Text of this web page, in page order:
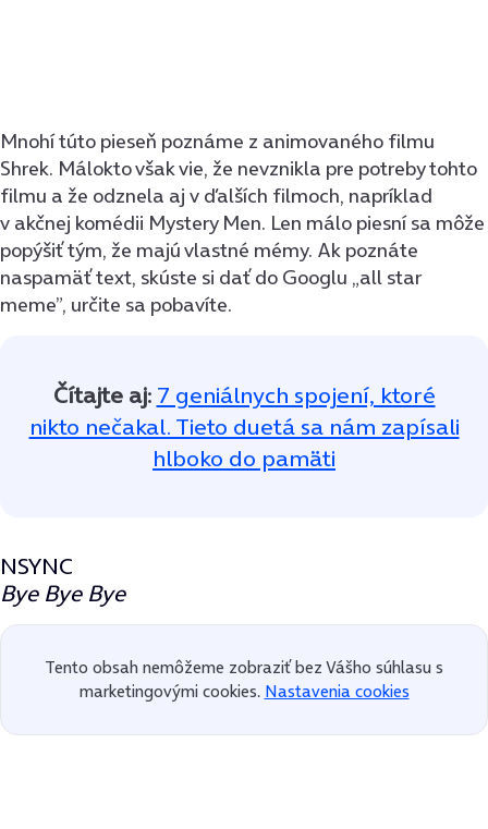
Mnohí túto pieseň poznáme z animovaného filmu
Shrek. Málokto však vie, že nevznikla pre potreby tohto
filmu a že odznela aj v ďalších filmoch, napríklad
v akčnej komédii Mystery Men. Len málo piesní sa môže
popýšiť tým, že majú vlastné mémy. Ak poznáte
naspamäť text, skúste si dať do Googlu „all star
meme”, určite sa pobavíte.
Čítajte aj: 7 geniálnych spojení, ktoré
nikto nečakal. Tieto duetá sa nám zapísali
hlboko do pamäti
NSYNC
Bye Bye Bye
Tento obsah nemôžeme zobraziť bez Vášho súhlasu s
marketingovými cookies. Nastavenia cookies